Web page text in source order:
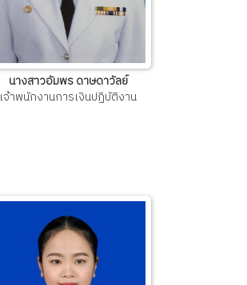
นางสาวอัมพร ดาษดาวัลย์
เจ้าพนักงานการเงินปฏิบัติงาน